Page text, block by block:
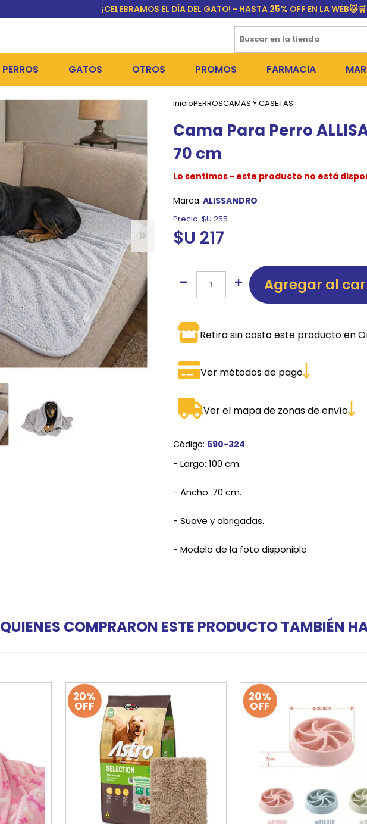
¡CELEBRAMOS EL DÍA DEL GATO! - HASTA 25% OFF EN LA WEB🐱🛒
PERROS
ALIMENTOS SECOS
ALIMENTOS HÚMEDOS Y SNACKS
HIGIENE, PELUQUERÍA Y COSMÉTICA
CAMAS Y CASETAS
BOLSOS Y TRANSPORTADORAS
BOLSAS PARA MATERIA
COLLARES, ARNESES Y CORREAS
JUGUETES
COMEDEROS Y BEBEDEROS
ROPA
GATOS
ALIMENTOS SECOS
ALIMENTOS HÚMEDOS Y SNACKS
ARENAS SANITARIAS
HIGIENE Y BAÑOS
COMEDEROS Y BEBEDEROS
JUGUETES Y RASCADORES
COLLARES Y ACCESORIOS
TRANSPORTADORAS
CAMAS
OTROS PROMOS
PERROS
GATOS
FARMACIA
PULGUICIDAS Y
InicioPERROSCAMAS Y CASETAS
Cama Para Perro
70 cm
Lo sentimos - este producto no está
Marca: ALISSANDRO
Precio: $U 255
$U 217
Agregar al
Retira sin costo este producto en
Ver métodos de pago
Ver el mapa de zonas de envío
Código: 690-324
- Largo: 100 cm.
- Ancho: 70 cm.
- Suave y abrigadas.
- Modelo de la foto disponible.
QUIENES COMPRARON ESTE PRODUCTO TAMBIÉN
20%
OFF
20%
OFF